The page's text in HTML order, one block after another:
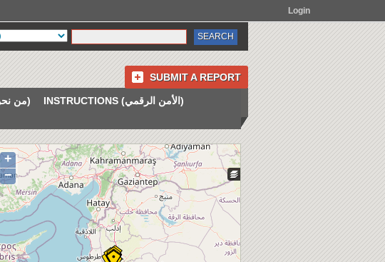
Login
SUBMIT A REPORT
ABOUT US (من نحن)
INSTRUCTIONS (الأمن الرقمي)
+
−